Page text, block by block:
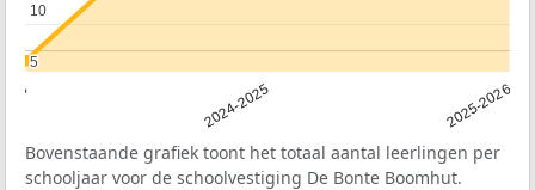
2024-2025 2025-2026
5
5
10
10
Bovenstaande grafiek toont het totaal aantal leerlingen per
schooljaar voor de schoolvestiging De Bonte Boomhut.